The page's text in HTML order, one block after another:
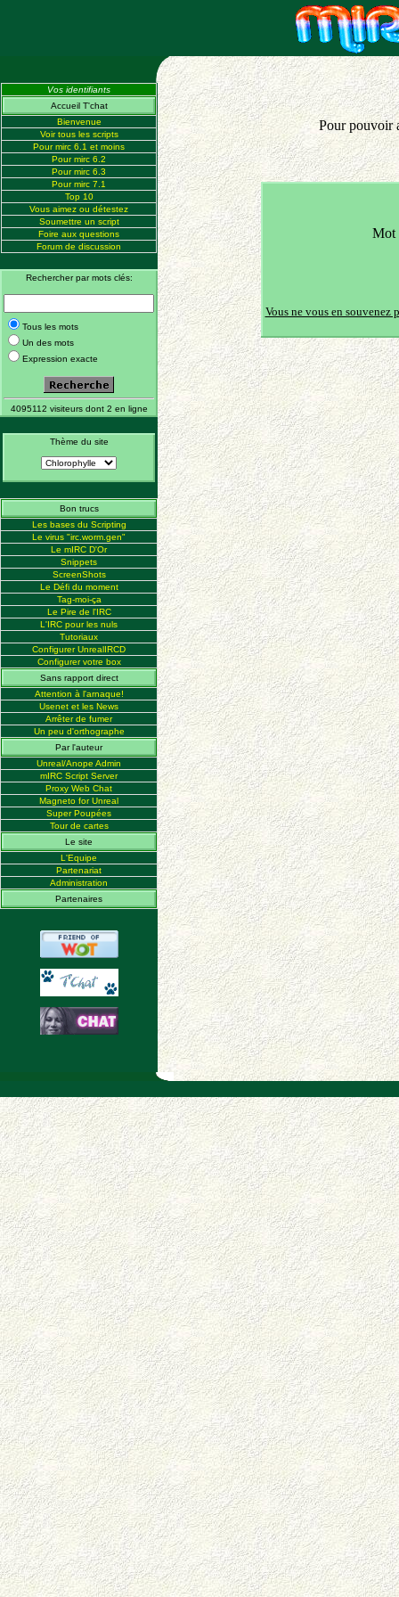
Vos identifiants
Accueil T'chat
Bienvenue
Voir tous les scripts
Pour mirc 6.1 et moins
Pour mirc 6.2
Pour mirc 6.3
Pour mirc 7.1
Top 10
Vous aimez ou détestez
Soumettre un script
Foire aux questions
Forum de discussion
Rechercher par mots clés:
Tous les mots
Un des mots
Expression exacte
4095112 visiteurs dont 2 en ligne
Thème du site
Bon trucs
Les bases du Scripting
Le virus "irc.worm.gen"
Le mIRC D'Or
Snippets
ScreenShots
Le Défi du moment
Tag-moi-ça
Le Pire de l'IRC
L'IRC pour les nuls
Tutoriaux
Configurer UnrealIRCD
Configurer votre box
Sans rapport direct
Attention à l'arnaque!
Usenet et les News
Arrêter de fumer
Un peu d'orthographe
Par l'auteur
Unreal/Anope Admin
mIRC Script Server
Proxy Web Chat
Magneto for Unreal
Super Poupées
Tour de cartes
Le site
L'Equipe
Partenariat
Administration
Partenaires
Pour pouvoir
Mot
Vous ne vous en souvenez